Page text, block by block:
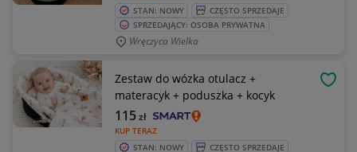
STAN: NOWY
CZĘSTO SPRZEDAJE
SPRZEDAJĄCY: OSOBA PRYWATNA
Wręczyca Wielka
Zestaw do wózka otulacz +
materacyk + poduszka + kocyk
KUP TERAZ
115zł
STAN: NOWY
CZĘSTO SPRZEDAJE